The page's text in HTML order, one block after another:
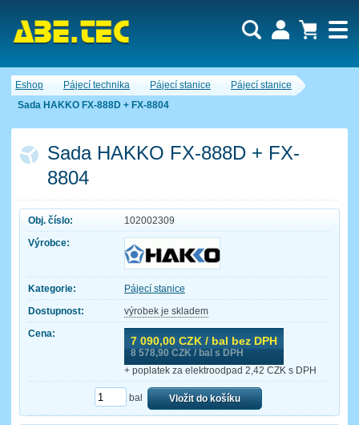
Eshop Pájecí technika Pájecí stanice
Pájecí stanice
Sada HAKKO FX-888D + FX-8804
Sada HAKKO FX-888D + FX-
8804
Obj. číslo:
102002309
Výrobce:
Kategorie:
Pájecí stanice
Dostupnost:
výrobek je skladem
Cena:
7 090,00 CZK / bal bez DPH
8 578,90 CZK / bal s DPH
+ poplatek za elektroodpad 2,42 CZK s DPH
bal Vložit do košíku
Nákupní košík je momentálně prázdný.
Počet produktů:0
Cena celkem:
Uživatel:
Heslo:
Zapomenuté heslo Nová registrace